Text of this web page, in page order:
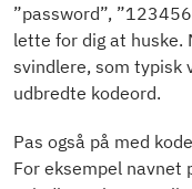
”password”,
lette for dig at
svindlere, som typisk
udbredte kodeord.
Pas også på med
For eksempel navnet